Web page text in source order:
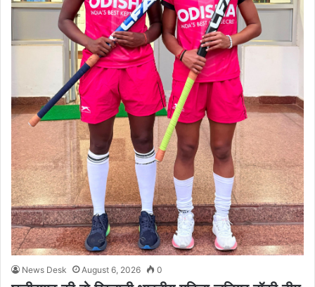
News Desk August 6, 2026 0